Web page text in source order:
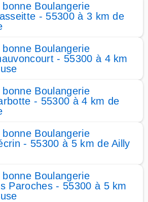
Boulangerie
- 55300 à 3 km de
Boulangerie
- 55300 à 4 km
Boulangerie
- 55300 à 4 km de
Boulangerie
- 55300 à 5 km de Ailly
Boulangerie
Paroches - 55300 à 5 km